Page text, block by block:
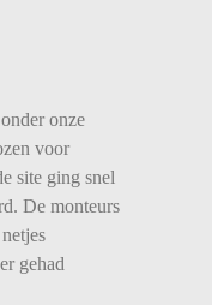
onze
voor
site ging snel
De monteurs
gehad